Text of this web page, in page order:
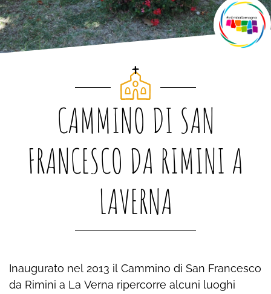
CAMMINO DI SAN
FRANCESCO DA RIMINI A
LAVERNA
Inaugurato nel 2013 il Cammino di San Francesco
da Rimini a La Verna ripercorre alcuni luoghi